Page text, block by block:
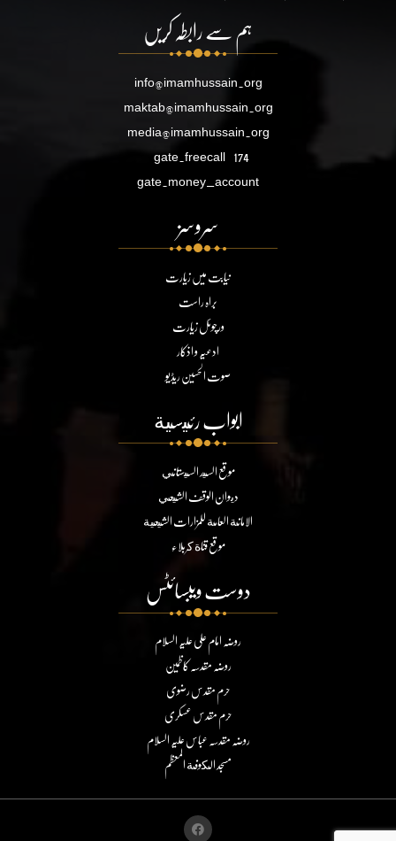
ہم سے رابطہ کریں
info@imamhussain.org
maktab@imamhussain.org
media@imamhussain.org
gate.freecall 174
gate.money_account
سروسز
نیابت میں زیارت
براہ راست
ورچوئل زیارت
ادعیہ و اذکار
صوت الحسین ریڈیو
ابواب رئيسية
موقع السيد السيستاني
ديوان الوقف الشيعي
الامانة العامة للمزارات الشيعية
موقع قناة كربلاء
دوست ویبسائٹس
روضہ امام علی علیہ السلام
روضہ مقدسہ کاظمین
حرم مقدس رضوی
حرم مقدس عسکری
روضہ مقدسہ عباس علیہ السلام
مسجد الكوفة المعظم